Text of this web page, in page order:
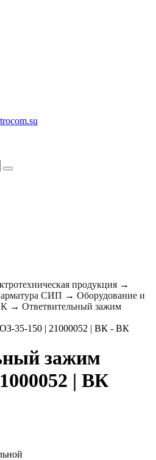
продукция →
СИП → Оборудование и
→ Ответвительный зажим
зажим
| ВК